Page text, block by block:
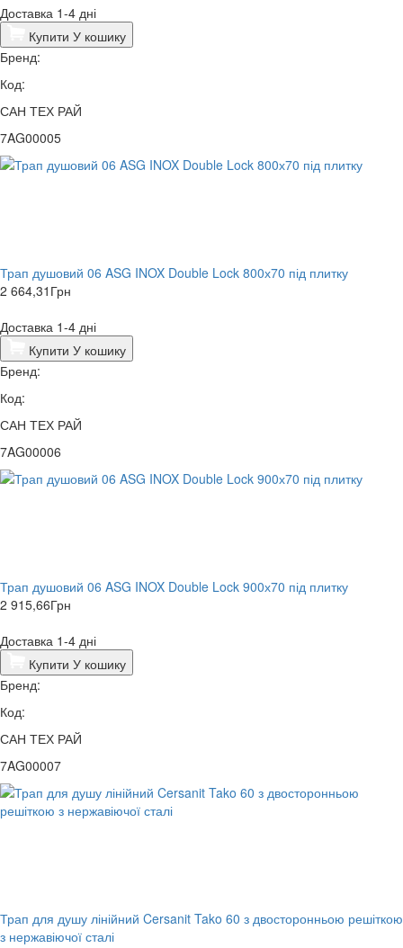
Доставка 1-4 дні
Купити У кошику
Бренд:
Код:
САН ТЕХ РАЙ
7AG00005
Трап душовий 06 ASG INOX Double Lock 800х70 під плитку
2 664,31 Грн
Доставка 1-4 дні
Купити У кошику
Бренд:
Код:
САН ТЕХ РАЙ
7AG00006
Трап душовий 06 ASG INOX Double Lock 900х70 під плитку
2 915,66Грн
Доставка 1-4 дні
Купити У кошику
Бренд:
Код:
САН ТЕХ РАЙ
7AG00007
Трап для душу лінійний Cersanit Tako 60 з двосторонньою решіткою
з нержавіючої сталі